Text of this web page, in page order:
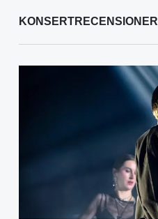
KONSERTRECENSIONER